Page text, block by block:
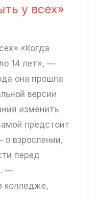
у всех»
«Когда
14 лет», —
она прошла
версии
изменить
предстоит
взрослении,
перед
—
колледже,